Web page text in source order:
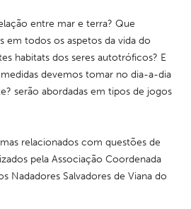
entre mar e terra? Que
em todos os aspetos da vida do
habitats dos seres autotróficos? E
devemos tomar no dia-a-dia
serão abordadas em tipos de jogos
relacionados com questões de
pela Associação Coordenada
Nadadores Salvadores de Viana do